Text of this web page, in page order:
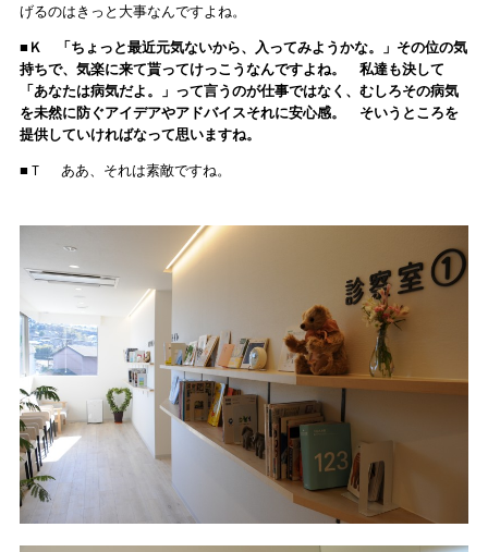
げるのはきっと大事なんですよね。
■Ｋ 「ちょっと最近元気ないから、入ってみようかな。」その位の気
持ちで、気楽に来て貰ってけっこうなんですよね。 私達も決して
「あなたは病気だよ。」って言うのが仕事ではなく、むしろその病気
を未然に防ぐアイデアやアドバイスそれに安心感。 そいうところを
提供していければなって思いますね。
■Ｔ ああ、それは素敵ですね。